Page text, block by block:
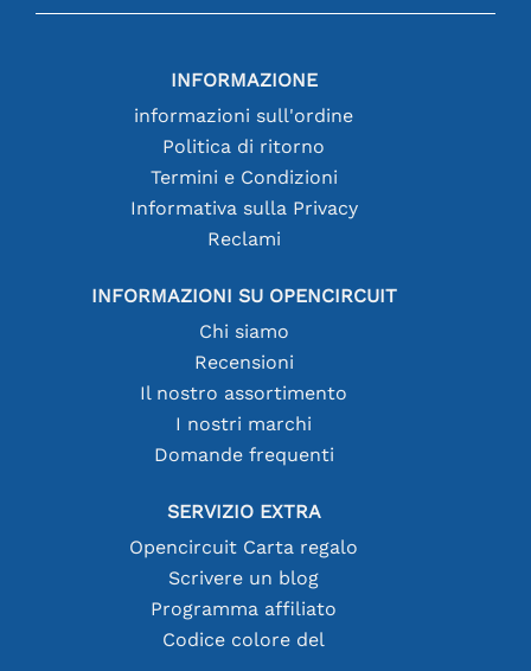
INFORMAZIONE
informazioni sull'ordine
Politica di ritorno
Termini e Condizioni
Informativa sulla Privacy
Reclami
INFORMAZIONI SU OPENCIRCUIT
Chi siamo
Recensioni
Il nostro assortimento
I nostri marchi
Domande frequenti
SERVIZIO EXTRA
Opencircuit Carta regalo
Scrivere un blog
Programma affiliato
Codice colore del